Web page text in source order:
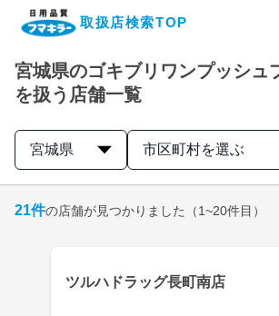
取扱店検索TOP
企業・IR情報サイト
製品情報サイト
取扱店検索はこちら
宮城県のゴキブリワンプッシュ
を扱う店舗一覧
宮城県 市区町村を選ぶ
21件の店舗が見つかりました （1~20件目）
ツルハドラッグ長町南店